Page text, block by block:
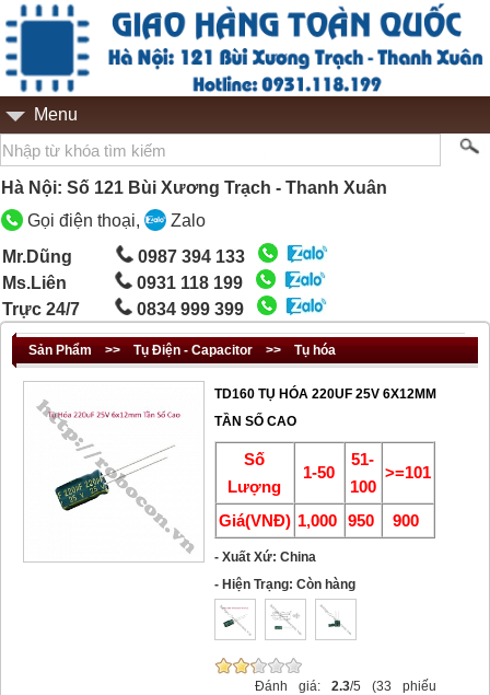
Menu
Hà Nội: Số 121 Bùi Xương Trạch - Thanh Xuân
Gọi điện thoại,
Zalo
Mr.Dũng
0987 394 133
Ms.Liên
0931 118 199
Trực 24/7
0834 999 399
Sản Phẩm >> Tụ Điện - Capacitor >> Tụ hóa
TD160 TỤ HÓA 220UF 25V 6X12MM
TẦN SỐ CAO
Số
Lượng
1-50
51-
100
>=101
Giá(VNĐ) 1,000 950 900
- Xuất Xứ: China
- Hiện Trạng: Còn hàng
Đánh giá: 2.3/5 (33 phiếu